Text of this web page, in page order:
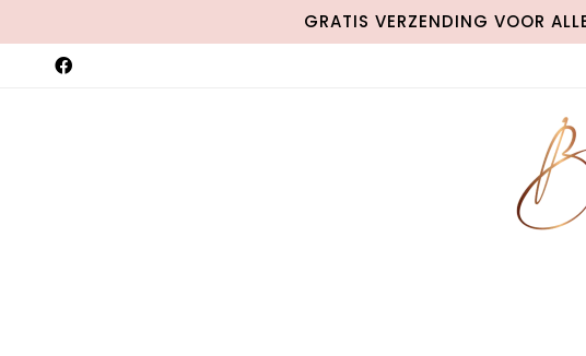
GRATIS VERZENDING VOOR